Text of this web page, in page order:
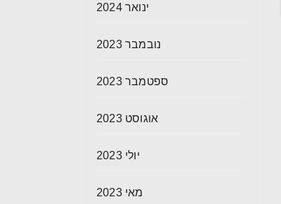
ינואר 2024
נובמבר 2023
ספטמבר 2023
אוגוסט 2023
יולי 2023
מאי 2023